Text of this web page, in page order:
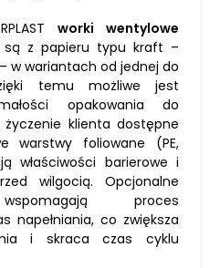
worki wentylowe
są z papieru typu kraft –
w wariantach od jednej do
temu możliwe jest
opakowania do
klienta dostępne
warstwy foliowane (PE,
właściwości barierowe i
wilgocią. Opcjonalne
proces
napełniania, co zwiększa
i skraca czas cyklu